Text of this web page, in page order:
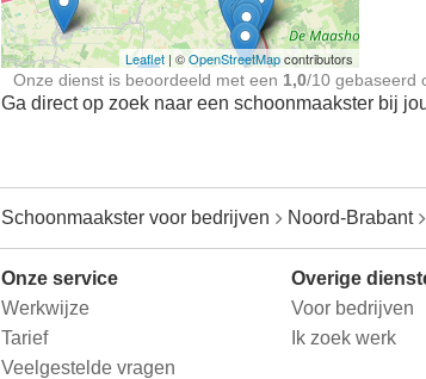
Leaflet | ©OpenStreetMapcontributors
Onze dienst is beoordeeld met een 1,0/10 gebaseerd
Ga direct op zoek naar een schoonmaakster bij
Schoonmaakster voor bedrijven Noord-Brabant
Onze service
Werkwijze
Tarief
Veelgestelde vragen
Overige
Voor bedrijven
Ik zoek werk